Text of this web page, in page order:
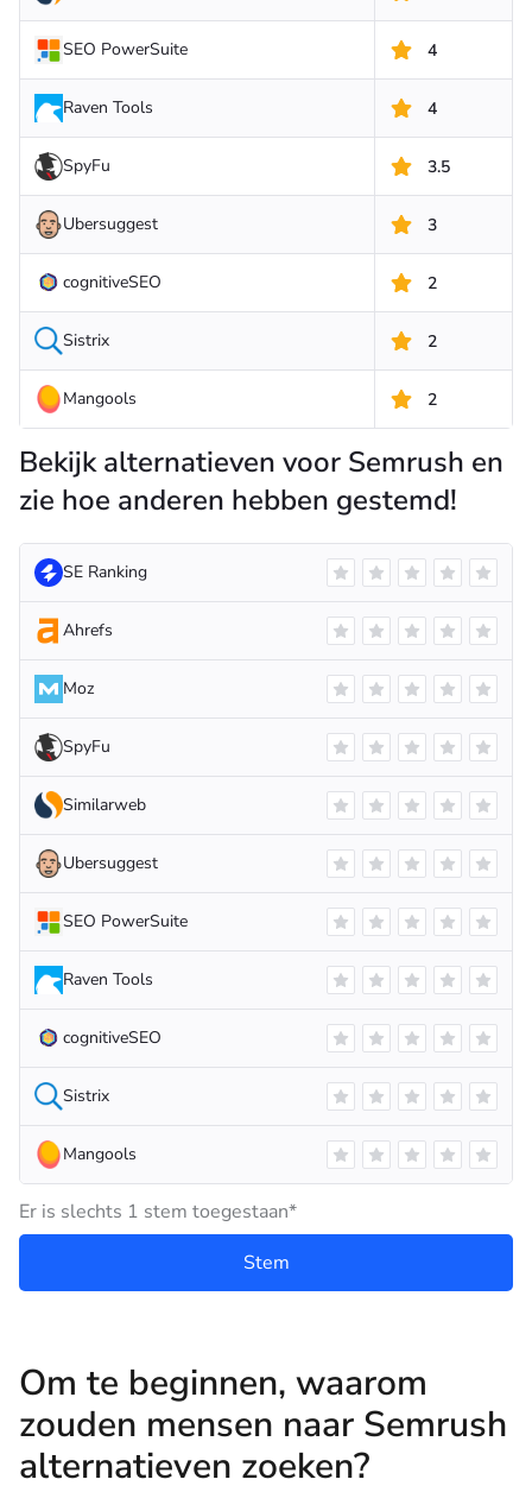
SEO PowerSuite 4
Raven Tools 4
SpyFu 3.5
Ubersuggest 3
cognitiveSEO 2
Sistrix 2
Mangools 2
Bekijk alternatieven voor Semrush en
zie hoe anderen hebben gestemd!
SE Ranking
Ahrefs
Moz
SpyFu
Similarweb
Ubersuggest
SEO PowerSuite
Raven Tools
cognitiveSEO
Sistrix
Mangools
Er is slechts 1 stem toegestaan*
Stem
Om te beginnen, waarom
zouden mensen naar Semrush
alternatieven zoeken?